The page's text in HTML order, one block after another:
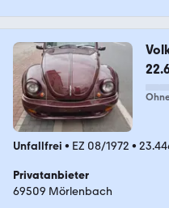
Unfallfrei • EZ 08/1972 •
Privatanbieter
69509 Mörlenbach